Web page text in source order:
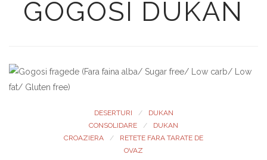
GOGOSI DUKAN
DESERTURI
DUKAN
CONSOLIDARE
DUKAN
CROAZIERA
RETETE FARA TARATE DE
OVAZ